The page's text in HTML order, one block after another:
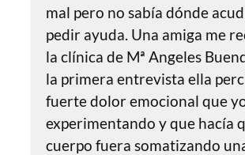
mal pero no sabía dónde
pedir ayuda. Una amiga me
la clínica de Mª Angeles
la primera entrevista ella
fuerte dolor emocional que
experimentando y que hacía
cuerpo fuera somatizando